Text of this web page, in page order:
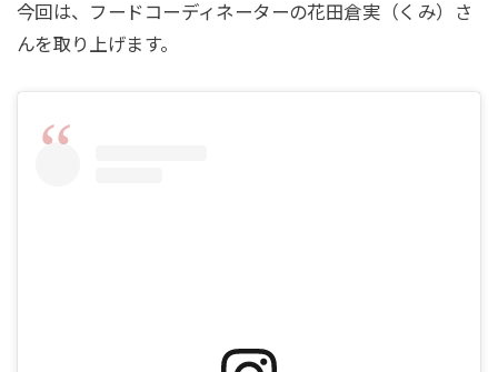
今回は、フードコーディネーターの花田倉実（くみ）さ
んを取り上げます。